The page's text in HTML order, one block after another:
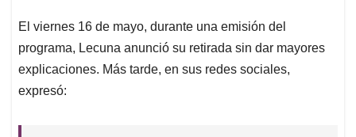
El viernes 16 de mayo, durante una emisión del
programa, Lecuna anunció su retirada sin dar mayores
explicaciones. Más tarde, en sus redes sociales,
expresó: